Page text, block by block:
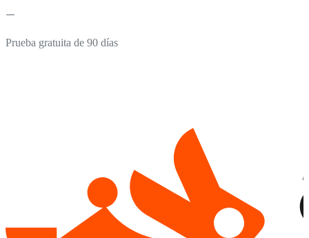
Prueba gratuita de 90 días